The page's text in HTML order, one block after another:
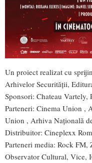
Un proiect realizat cu
Arhivelor Securității,
Sponsori: Chateau Vartely,
Parteneri: Cinema Union ,
Union , Arhiva Națională
Distribuitor: Cineplexx
Parteneri media: Rock
Observator Cultural, Vice,